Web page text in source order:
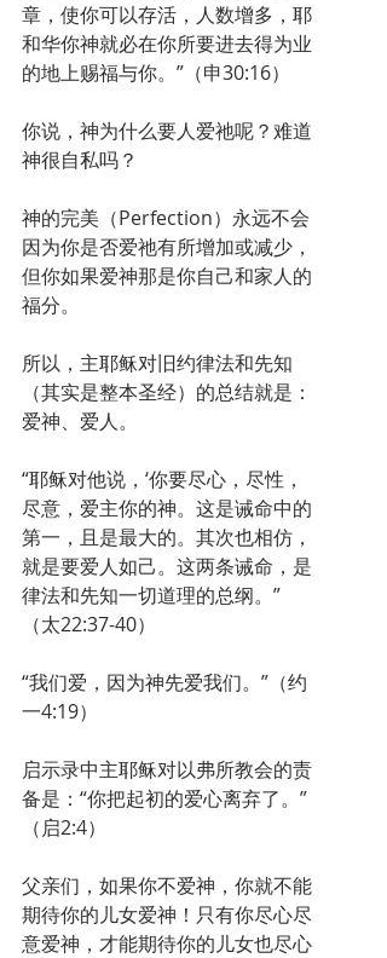
章，使你可以存活，人数增多，耶
和华你神就必在你所要进去得为业
的地上赐福与你。”（申30:16）
你说，神为什么要人爱祂呢？难道
神很自私吗？
神的完美（Perfection）永远不会
因为你是否爱祂有所增加或减少，
但你如果爱神那是你自己和家人的
福分。
所以，主耶稣对旧约律法和先知
（其实是整本圣经）的总结就是：
爱神、爱人。
“耶稣对他说，‘你要尽心，尽性，
尽意，爱主你的神。这是诫命中的
第一，且是最大的。其次也相仿，
就是要爱人如己。这两条诫命，是
律法和先知一切道理的总纲。”
（太22:37-40）
“我们爱，因为神先爱我们。”（约
一4:19）
启示录中主耶稣对以弗所教会的责
备是：“你把起初的爱心离弃了。”
（启2:4）
父亲们，如果你不爱神，你就不能
期待你的儿女爱神！只有你尽心尽
意爱神，才能期待你的儿女也尽心